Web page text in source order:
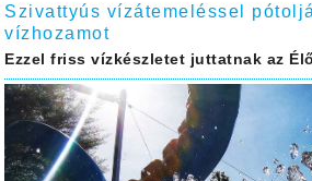
Szivattyús vízátemeléssel
vízhozamot
Ezzel friss vízkészletet juttatnak az